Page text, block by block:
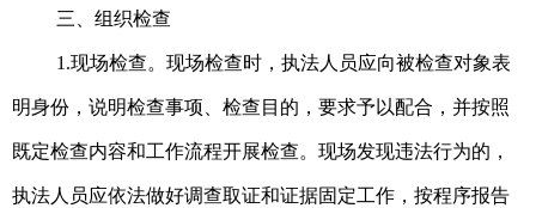
三、组织检查
1.现场检查。现场检查时，执法人员应向被检查对象表
明身份，说明检查事项、检查目的，要求予以配合，并按照
既定检查内容和工作流程开展检查。现场发现违法行为的，
执法人员应依法做好调查取证和证据固定工作，按程序报告